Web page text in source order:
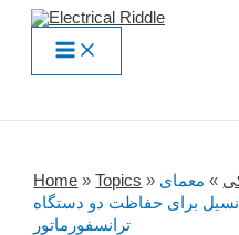
Skip
contentMain
Menu
Home »Topics » » معمای
رله دیفرانسیل برای حفاظت دو دستگاه
ترانسفورماتور